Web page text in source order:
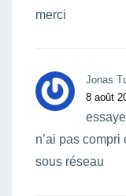
merci
Jonas
8 août
n’ai pas compri
sous réseau